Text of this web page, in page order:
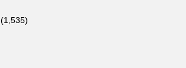
(1,535)